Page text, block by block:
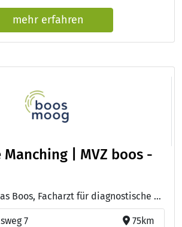
mehr erfahren
| MVZ boos -
Ärzte: Dr. Matthias Boos, Facharzt für diagnostische Radiologie - Dr. Florian Moog, Facharzt für Nuklearmedizin - Dr. Ariane Dummer, Fachärztin für Radiologie - Samir Hadid, Facharzt für Radiologie - Juliane Aichele, Fachärztin für Radiologie - Karlen Avagyan, Facharzt für Radiologie - Dr. Isabella Sellier, Fachärztin für Radiologie
7
75km